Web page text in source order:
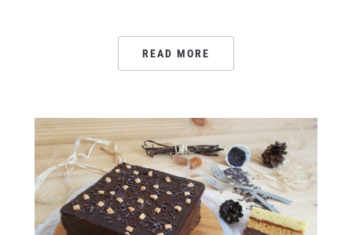
READ MORE